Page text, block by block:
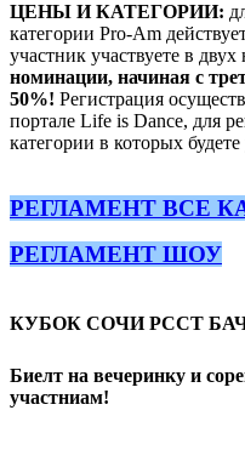
ЦЕНЫ И КАТЕГОРИИ:
категории Pro-Am
участник участвуете в
номинации, начиная с
50%! Регистрация
портале Life is Dance, для
категории в которых будете
РЕГЛАМЕНТ ВСЕ
РЕГЛАМЕНТ ШОУ
КУБОК СОЧИ РССТ
Биелт на вечеринку и
участниам!